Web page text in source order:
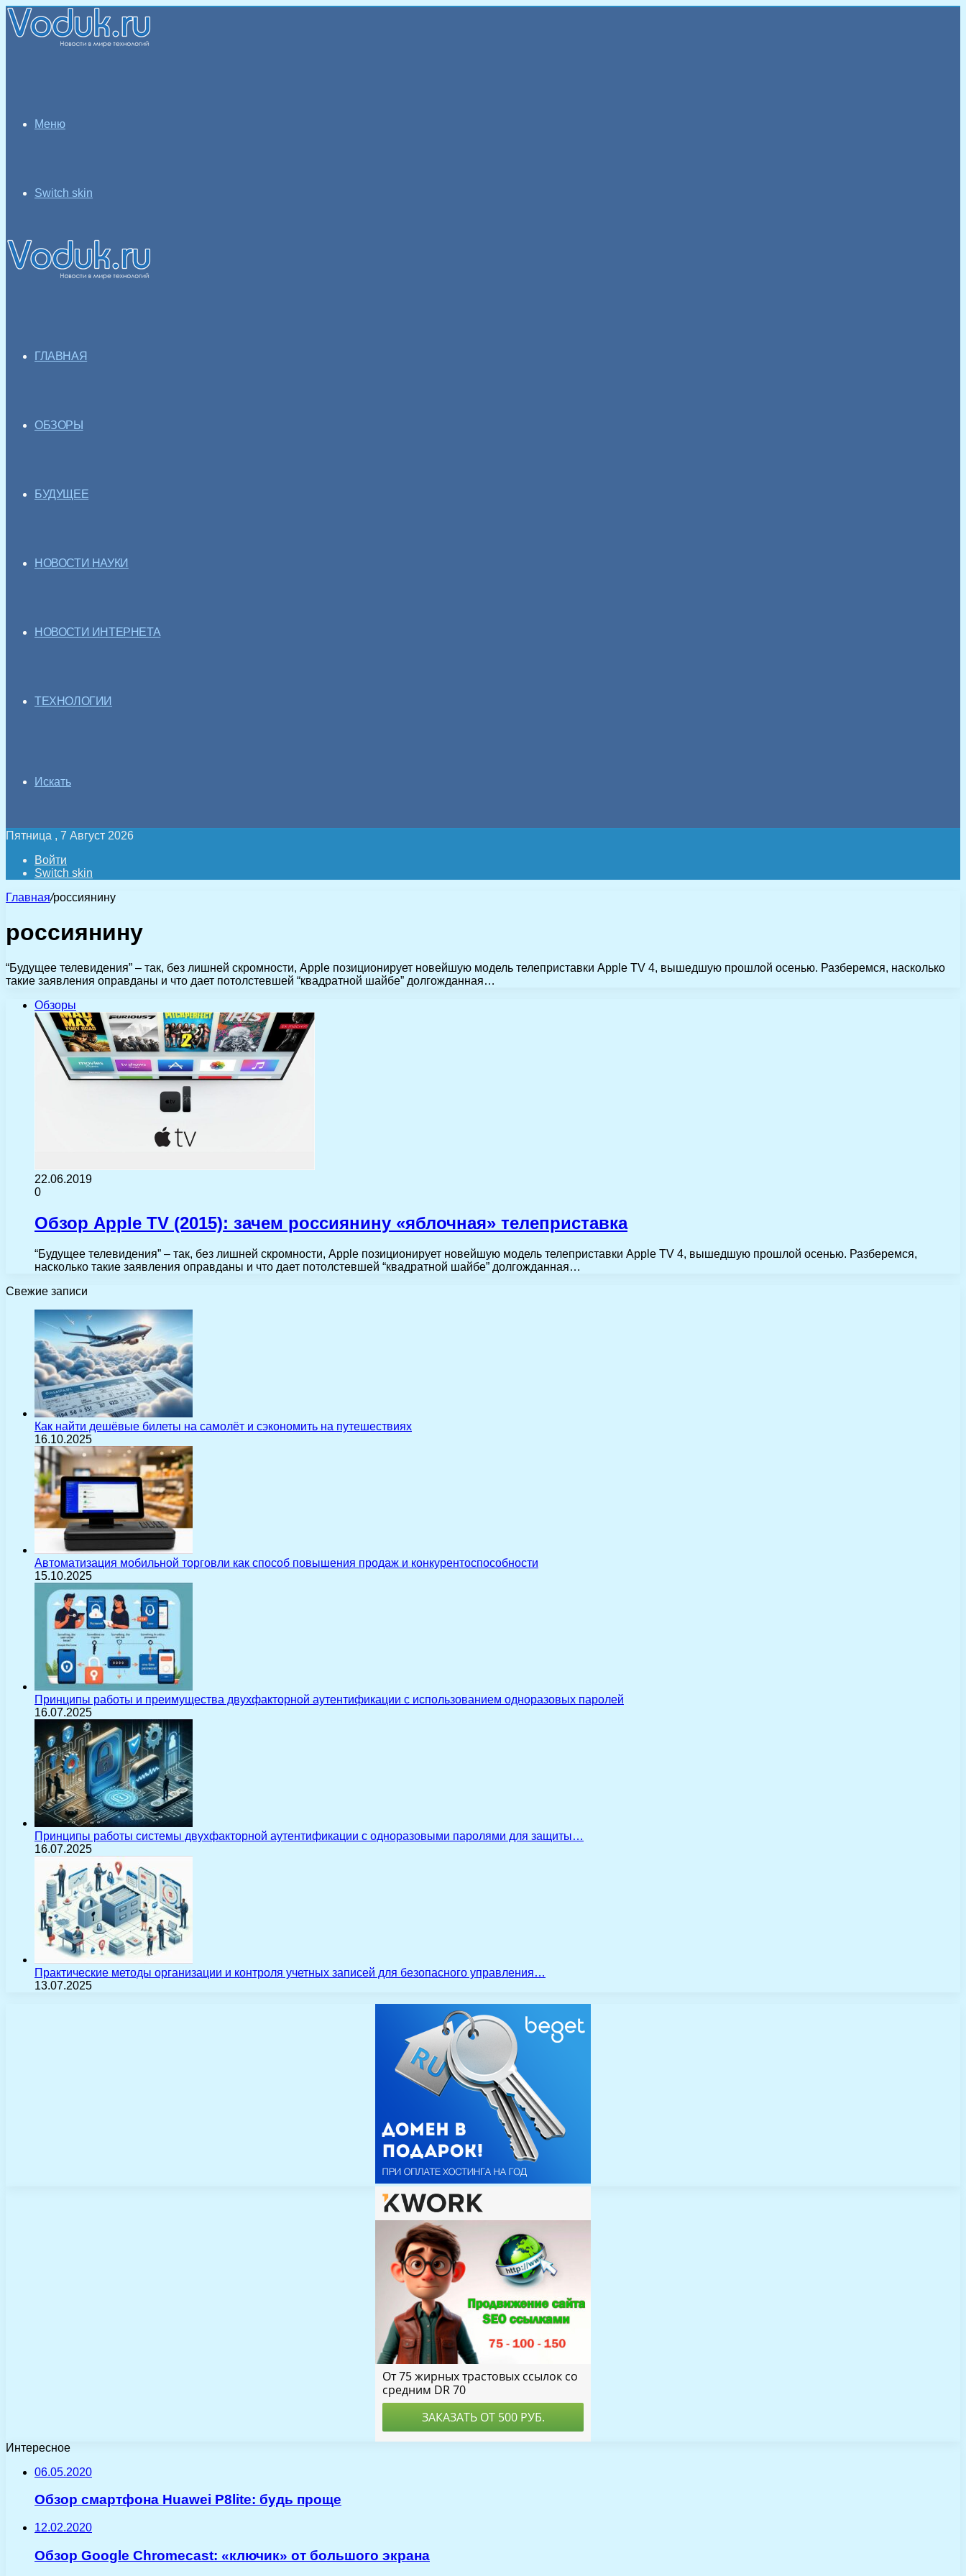
Меню
Switch skin
ГЛАВНАЯ
ОБЗОРЫ
БУДУЩЕЕ
НОВОСТИ НАУКИ
НОВОСТИ ИНТЕРНЕТА
ТЕХНОЛОГИИ
Искать
Пятница , 7 Август 2026
Войти
Switch skin
Главная/россиянину
россиянину
“Будущее телевидения” – так, без лишней скромности, Apple позиционирует новейшую модель телеприставки Apple TV 4, вышедшую прошлой осенью. Разберемся, насколько
такие заявления оправданы и что дает потолстевшей “квадратной шайбе” долгожданная…
Обзоры
22.06.2019
0
Обзор Apple TV (2015): зачем россиянину «яблочная» телеприставка
“Будущее телевидения” – так, без лишней скромности, Apple позиционирует новейшую модель телеприставки Apple TV 4, вышедшую прошлой осенью. Разберемся,
насколько такие заявления оправданы и что дает потолстевшей “квадратной шайбе” долгожданная…
Свежие записи
Как найти дешёвые билеты на самолёт и сэкономить на путешествиях
16.10.2025
Автоматизация мобильной торговли как способ повышения продаж и конкурентоспособности
15.10.2025
Принципы работы и преимущества двухфакторной аутентификации с использованием одноразовых паролей
16.07.2025
Принципы работы системы двухфакторной аутентификации с одноразовыми паролями для защиты…
16.07.2025
Практические методы организации и контроля учетных записей для безопасного управления…
13.07.2025
Интересное
06.05.2020
Обзор смартфона Huawei P8lite: будь проще
12.02.2020
Обзор Google Chromecast: «ключик» от большого экрана